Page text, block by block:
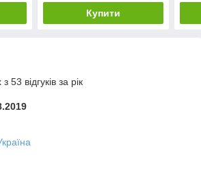
Купити
53 відгуків за рік